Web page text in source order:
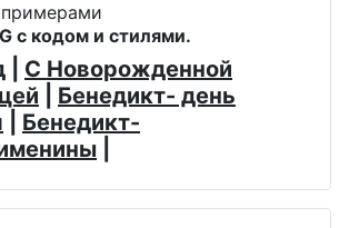
с кодом и стилями.
С Новорожденной
Бенедикт- день
Бенедикт-